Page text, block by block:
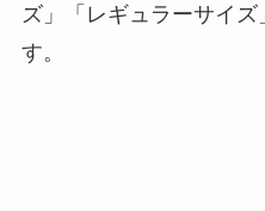
ズ」「レギュラーサイ
す。